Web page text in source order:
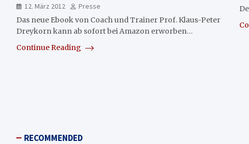
12. März 2012
Presse
Das neue Ebook von Coach und Trainer Prof. Klaus-Peter
Dreykorn kann ab sofort bei Amazon erworben…
Continue Reading
RECOMMENDED